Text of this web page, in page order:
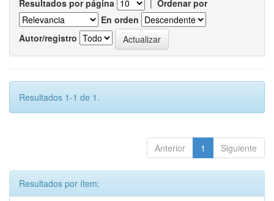
Resultados por página | Ordenar por
En orden
Autor/registro
Resultados 1-1 de 1.
Anterior 1 Siguiente
Resultados por ítem: